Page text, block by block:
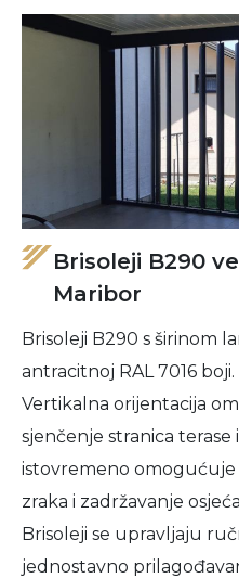
Brisoleji B290
Maribor
Brisoleji B290 s širinom
antracitnoj RAL 7016 boji.
Vertikalna orijentacija
sjenčenje stranica terase
istovremeno
zraka i zadržavanje
Brisoleji se upravljaju
jednostavno